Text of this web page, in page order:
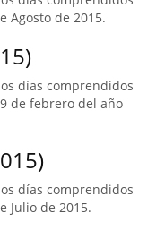
Agosto de 2015.
días comprendidos
de febrero del año
días comprendidos
Julio de 2015.